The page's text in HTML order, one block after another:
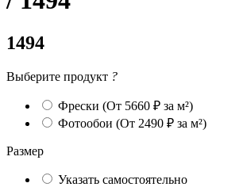
1494
Выберите продукт ?
Фрески (От 5660 ₽ за м²)
Фотообои (От 2490 ₽ за м²)
Размер
Указать самостоятельно